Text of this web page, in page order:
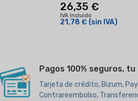
26,35 €
IVA Incluido
21,78 € (sin IVA)
Pagos 100% seguros, tu
Tarjeta de crédito, Bizum,
Contrareembolso,